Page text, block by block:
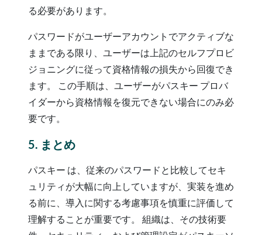
る必要があります。
パスワードがユーザーアカウントでアクティブな
ままである限り、ユーザーは上記のセルフプロビ
ジョニングに従って資格情報の損失から回復でき
ます。 この手順は、ユーザーがパスキー プロバ
イダーから資格情報を復元できない場合にのみ必
要です。
5. まとめ
パスキー は、従来のパスワードと比較してセキ
ュリティが大幅に向上していますが、実装を進め
る前に、導入に関する考慮事項を慎重に評価して
理解することが重要です。 組織は、その技術要